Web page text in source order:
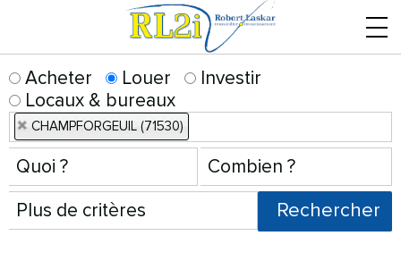
Acheter Louer
Investir
Locaux & bureaux
CHAMPFORGEUIL (71530)